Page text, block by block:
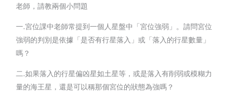
老師，請教兩個小問題
一.宮位課中老師常提到一個人星盤中「宮位強弱」。請問宮位
強弱的判別是依據「是否有行星落入」或「落入的行星數量」
嗎？
二.如果落入的行星偏凶星如土星等，或是落入有削弱或模糊力
量的海王星，還是可以稱那個宮位的狀態為強嗎？